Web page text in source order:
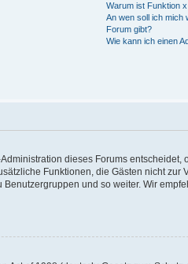
Warum ist Funktion
An wen soll ich mich
Forum gibt?
Wie kann ich einen
dieses Forums
Funktionen, die Gästen nicht zur
und so weiter. Wir